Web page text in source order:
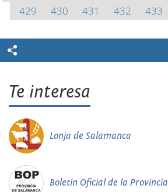
429
430 431 432 433
Te interesa
Lonja de Salamanca
Boletín Oficial de la Provincia